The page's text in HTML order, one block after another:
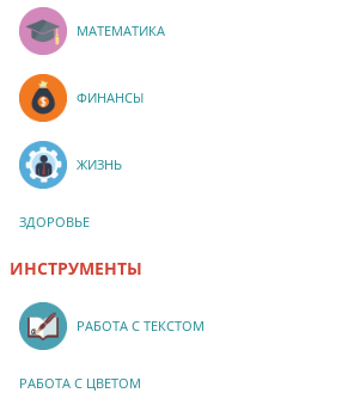
МАТЕМАТИКА
ФИНАНСЫ
ЖИЗНЬ
ЗДОРОВЬЕ
ИНСТРУМЕНТЫ
РАБОТА С ТЕКСТОМ
РАБОТА С ЦВЕТОМ